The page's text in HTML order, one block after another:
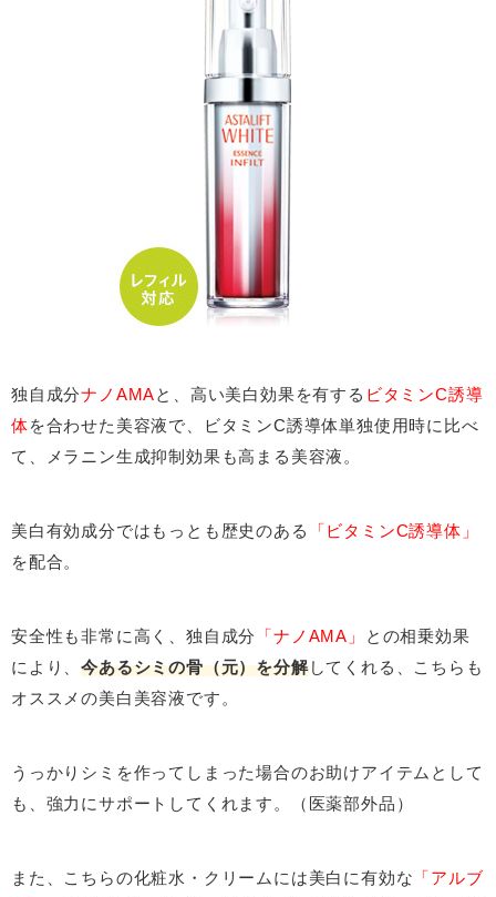
独自成分ナノAMAと、高い美白効果を有する ビタミンC誘導
体を合わせた美容液で、ビタミンC誘導体単独使用時に比べ
て、メラニン生成抑制効果も高まる美容液。
美白有効成分ではもっとも歴史のある
「ビタミンC誘導体」
を配合。
安全性も非常に高く、独自成分 「ナノAMA」
との相乗効果
により、今あるシミの骨（元）を分解してくれる、こちらも
オススメの美白美容液です。
うっかりシミを作ってしまった場合のお助けアイテムとして
も、強力にサポートしてくれます。（医薬部外品）
また、こちらの化粧水・クリームには美白に有効な 「アルブ